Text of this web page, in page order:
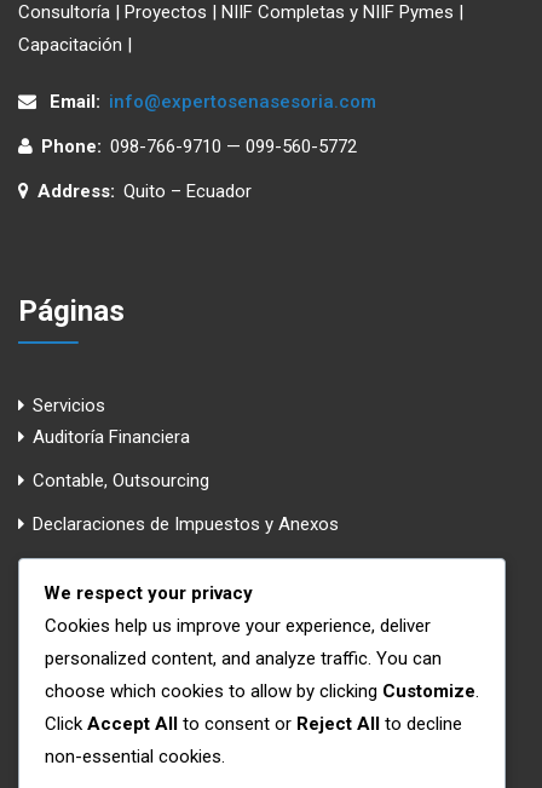
Consultoría | Proyectos | NIIF Completas y NIIF Pymes |
Capacitación |
Email: info@expertosenasesoria.com
Phone: 098-766-9710 — 099-560-5772
Address: Quito – Ecuador
Páginas
Servicios
Auditoría Financiera
Contable, Outsourcing
Declaraciones de Impuestos y Anexos
para Pymes Microempresas
Levantamiento de Procesos
La Firma
We respect your privacy
Cookies help us improve your experience, deliver
personalized content, and analyze traffic. You can
choose which cookies to allow by clicking Customize.
Click Accept All to consent or Reject All to decline
non-essential cookies.